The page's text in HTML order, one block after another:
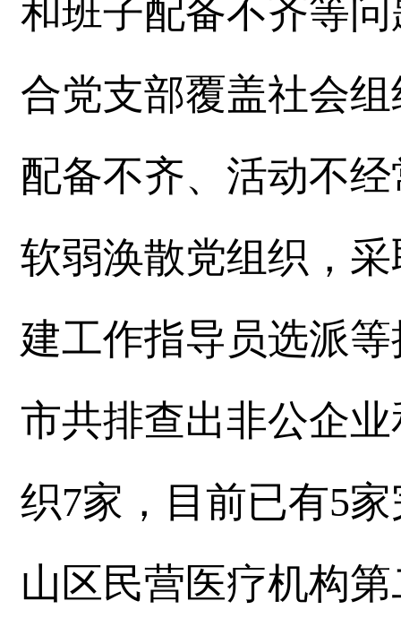
和班子配备不齐等
合党支部覆盖社会
配备不齐、活动不
软弱涣散党组织，
建工作指导员选派
市共排查出非公企
织7家，目前已有5
山区民营医疗机构